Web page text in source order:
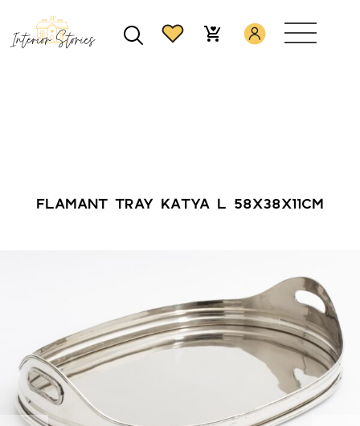
FLAMANT TRAY KATYA L 58X38X11CM